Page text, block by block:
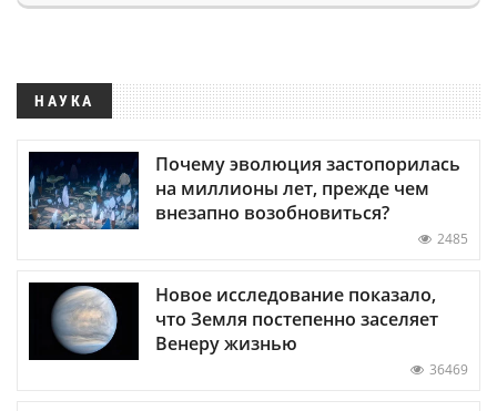
НАУКА
Почему эволюция застопорилась
на миллионы лет, прежде чем
внезапно возобновиться?
2485
Новое исследование показало,
что Земля постепенно заселяет
Венеру жизнью
36469